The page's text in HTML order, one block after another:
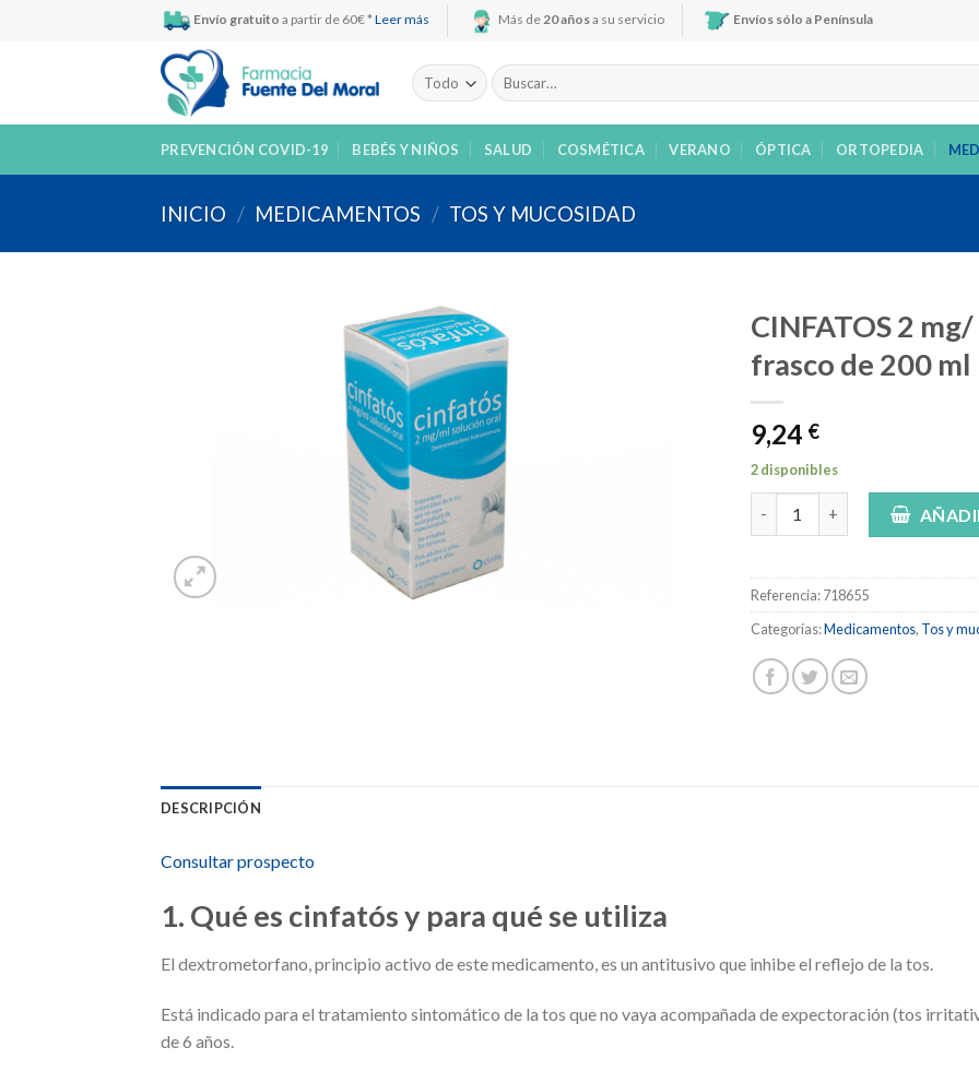
Envío gratuito a partir de 60€ * Leer más Más de20 añosa su servicio Envíos sólo a Península
Buscar
por:
PREVENCIÓN COVID-19 BEBÉS Y NIÑOS SALUD COSMÉTICA VERANO ÓPTICA ORTOPEDIA
INICIO / MEDICAMENTOS / TOS Y MUCOSIDAD
CINFATOS 2
frasco de 200 ml
9,24 €
2 disponibles
CINFATOS 2 mg/ ml
Referencia:718655
Categorías:Medicamentos, Tos y
DESCRIPCIÓN
Consultar prospecto
1. Qué es cinfatós y para qué se utiliza
El dextrometorfano, principio activo de este medicamento, es un antitusivo que inhibe el reflejo de la tos.
Está indicado para el tratamiento sintomático de la tos que no vaya acompañada de expectoración (tos
de 6 años.